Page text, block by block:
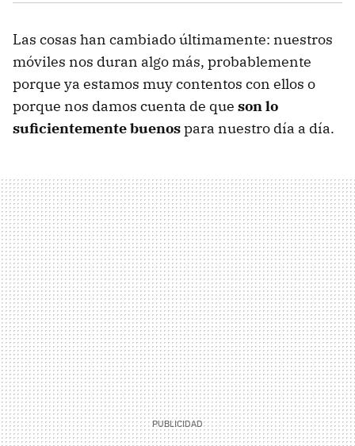
Las cosas han cambiado últimamente: nuestros
móviles nos duran algo más, probablemente
porque ya estamos muy contentos con ellos o
porque nos damos cuenta de que son lo
suficientemente buenospara nuestro día a día.